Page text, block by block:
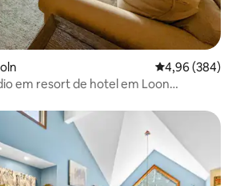
4,96 de uma
4,96 (384)
em resort de hotel em Loon